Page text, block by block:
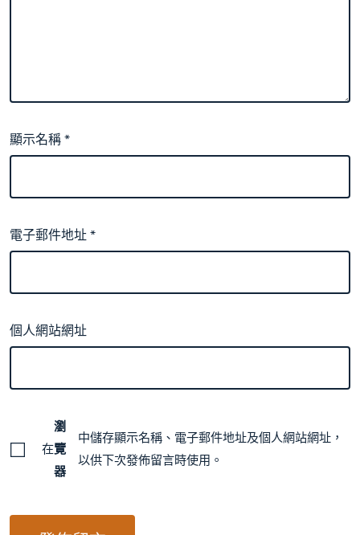
顯示名稱*
電子郵件地址*
個人網站網址
在
瀏
覽
器
中儲存顯示名稱、電子郵件地址及個人網站網址，
以供下次發佈留言時使用。